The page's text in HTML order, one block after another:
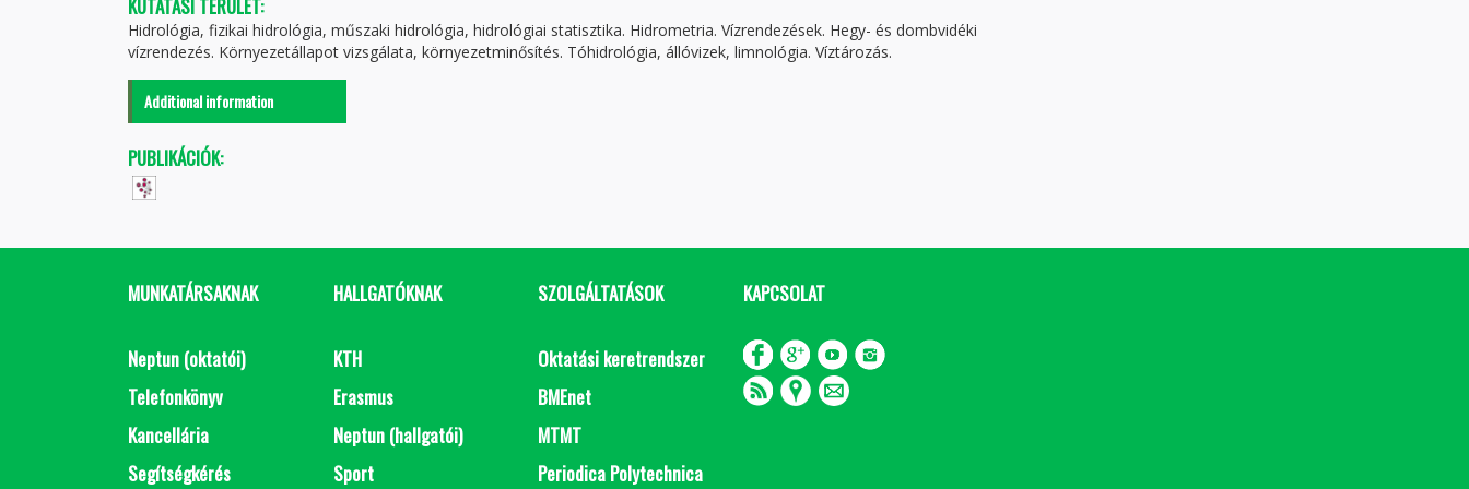
KUTATÁSI TERÜLET:
Hidrológia, fizikai hidrológia, műszaki hidrológia, hidrológiai statisztika. Hidrometria. Vízrendezések. Hegy- és dombvidéki
vízrendezés. Környezetállapot vizsgálata, környezetminősítés. Tóhidrológia, állóvizek, limnológia. Víztározás.
Additional information
PUBLIKÁCIÓK:
MUNKATÁRSAKNAK
Neptun (oktatói)
Telefonkönyv
Kancellária
Segítségkérés
HALLGATÓKNAK
KTH
Erasmus
Neptun (hallgatói)
Sport
SZOLGÁLTATÁSOK
Oktatási keretrendszer
BMEnet
MTMT
Periodica Polytechnica
KAPCSOLAT